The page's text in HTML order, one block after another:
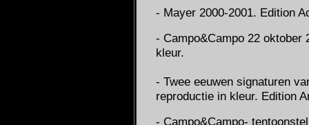
- Mayer 2000-2001. Edition
- Campo&Campo 22 oktober
kleur.
- Twee eeuwen signaturen
reproductie in kleur. Edition
- Campo&Campo-